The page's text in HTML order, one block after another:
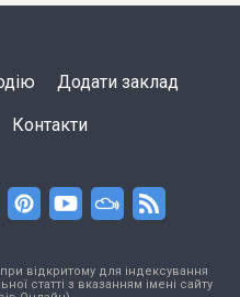
Додати заклад
Контакти
відкритому для індексування
статті з вказанням імені сайту